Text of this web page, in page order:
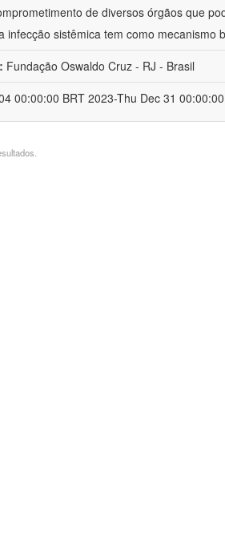
de diversos órgãos que
infecção sistêmica tem como mecanismo
Fundação Oswaldo Cruz - RJ - Brasil
00:00:00 BRT 2023-Thu Dec 31